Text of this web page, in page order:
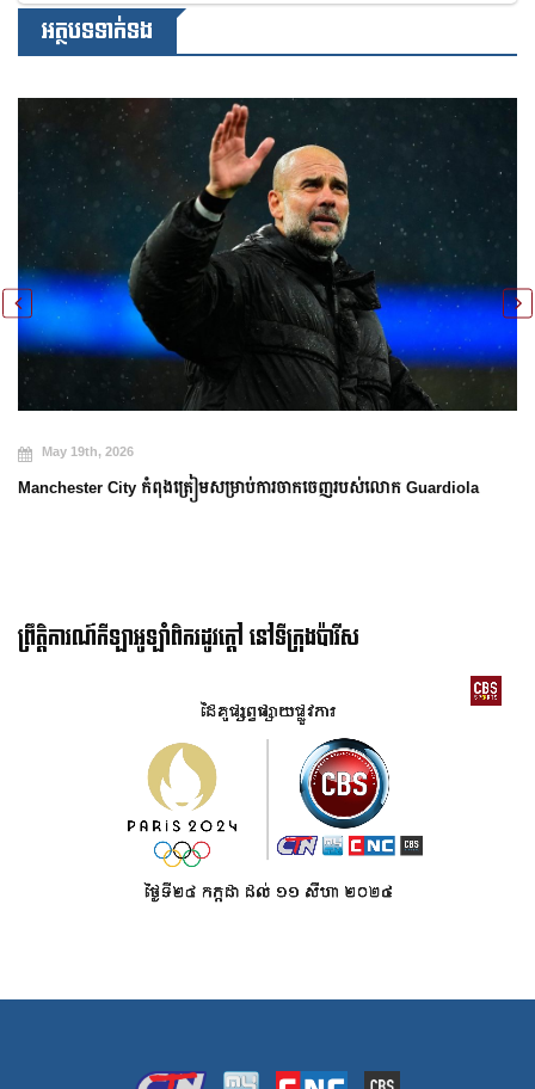
អត្ថបទទាក់ទង
May 19th, 2026
Manchester City កំពុងត្រៀមសម្រាប់ការចាកចេញរបស់លោក Guardiola
ព្រឹត្តិការណ៍កីឡាអូឡាំពិករដូវក្ដៅ នៅទីក្រុងប៉ារីស